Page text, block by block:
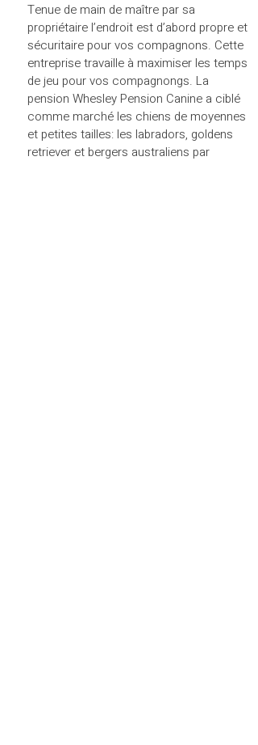
Tenue de main de maître par sa
propriétaire l’endroit est d’abord propre et
sécuritaire pour vos compagnons. Cette
entreprise travaille à maximiser les temps
de jeu pour vos compagnongs. La
pension Whesley Pension Canine a ciblé
comme marché les chiens de moyennes
et petites tailles: les labradors, goldens
retriever et bergers australiens par